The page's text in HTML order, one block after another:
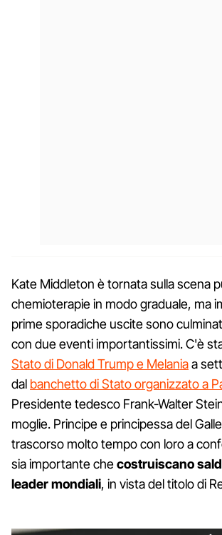
Kate Middleton è tornata sulla scena
chemioterapie in modo graduale, ma
prime sporadiche uscite sono
con due eventi importantissimi. C'è
Stato di Donald Trump e Melaniaa
dal banchetto di Stato organizzato a
Presidente tedesco Frank-Walter
moglie. Principe e principessa del
trascorso molto tempo con loro a
sia importante checostruiscano
leader mondiali, in vista del titolo di